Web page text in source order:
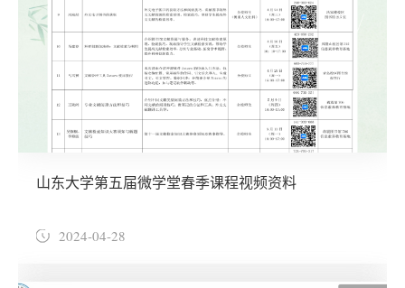
山东大学第五届微学堂春季课程视频资料
2024-04-28